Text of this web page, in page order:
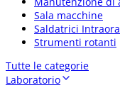
Sala macchine
Saldatrici
Strumenti rotanti
Tutte le categorie
Laboratorio